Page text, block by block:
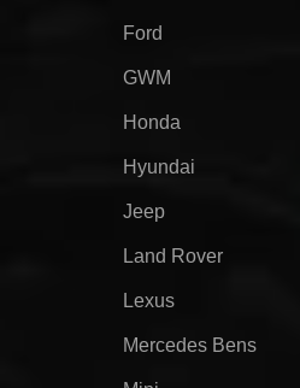
Ford
GWM
Honda
Hyundai
Jeep
Land Rover
Lexus
Mercedes Bens